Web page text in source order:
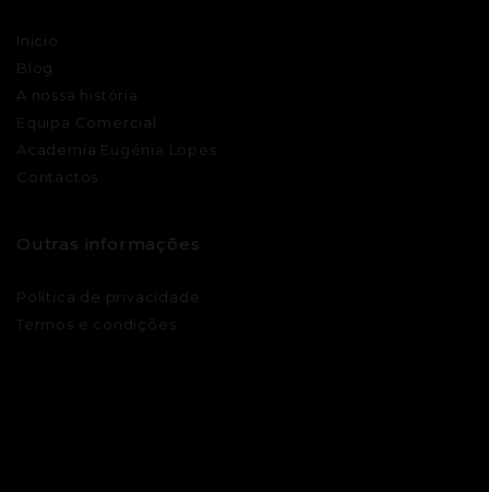
Início
Blog
A nossa história
Equipa Comercial
Academia Eugénia Lopes
Contactos
Outras informações
Política de privacidade
Termos e condições